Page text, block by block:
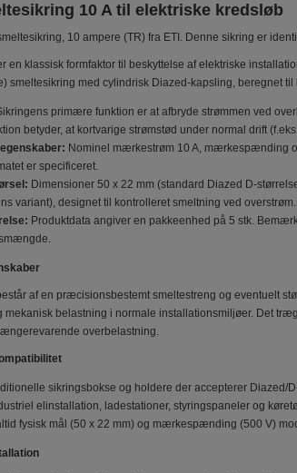
10 A til elektriske kredsløb
10 ampere (TR) fra ETI. Denne sikring er
en klassisk formfaktor til beskyttelse af elektriske
smeltesikring med cylindrisk Diazed-kapsling, beregnet
primære funktion er at afbryde strømmen ved
betyder, at kortvarige strømstød under normal drift
Nominel mærkestrøm 10 A, mærkespænding
er specificeret.
Dimensioner 50 x 22 mm (standard Diazed D-
variant), designet til kontrolleret smeltning ved overstrøm.
Produktdata angiver en pakkeenhed på 5 stk.
af en præcisionsbestemt smeltestreng og eventuelt
mekanisk belastning i normale installationsmiljøer. Det
overbelastning.
sikringsbokse og holdere der accepterer Diazed/
elinstallation, ladestationer, styringspaneler og
fysisk mål (50 x 22 mm) og mærkespænding (500 V)